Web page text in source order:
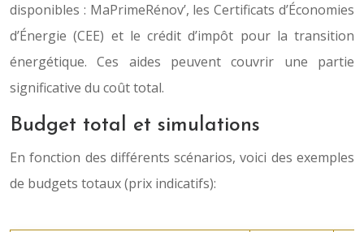
disponibles : MaPrimeRénov’, les Certificats d’Économies
d’Énergie (CEE) et le crédit d’impôt pour la transition
énergétique. Ces aides peuvent couvrir une partie
significative du coût total.
Budget total et simulations
En fonction des différents scénarios, voici des exemples
de budgets totaux (prix indicatifs):